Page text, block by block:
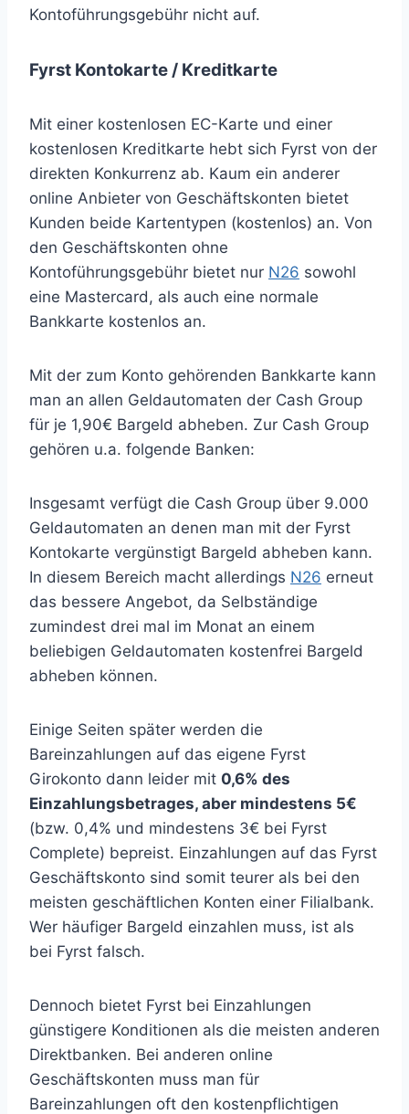
Kontoführungsgebühr nicht auf.
Fyrst Kontokarte / Kreditkarte
Mit einer kostenlosen EC-Karte und einer
kostenlosen Kreditkarte hebt sich Fyrst von der
direkten Konkurrenz ab. Kaum ein anderer
online Anbieter von Geschäftskonten bietet
Kunden beide Kartentypen (kostenlos) an. Von
den Geschäftskonten ohne
Kontoführungsgebühr bietet nur N26 sowohl
eine Mastercard, als auch eine normale
Bankkarte kostenlos an.
Mit der zum Konto gehörenden Bankkarte kann
man an allen Geldautomaten der Cash Group
für je 1,90€ Bargeld abheben. Zur Cash Group
gehören u.a. folgende Banken:
Insgesamt verfügt die Cash Group über 9.000
Geldautomaten an denen man mit der Fyrst
Kontokarte vergünstigt Bargeld abheben kann.
In diesem Bereich macht allerdings N26 erneut
das bessere Angebot, da Selbständige
zumindest drei mal im Monat an einem
beliebigen Geldautomaten kostenfrei Bargeld
abheben können.
Einige Seiten später werden die
Bareinzahlungen auf das eigene Fyrst
Girokonto dann leider mit 0,6% des
Einzahlungsbetrages, aber mindestens 5€
(bzw. 0,4% und mindestens 3€ bei Fyrst
Complete) bepreist. Einzahlungen auf das Fyrst
Geschäftskonto sind somit teurer als bei den
meisten geschäftlichen Konten einer Filialbank.
Wer häufiger Bargeld einzahlen muss, ist als
bei Fyrst falsch.
Dennoch bietet Fyrst bei Einzahlungen
günstigere Konditionen als die meisten anderen
Direktbanken. Bei anderen online
Geschäftskonten muss man für
Bareinzahlungen oft den kostenpflichtigen